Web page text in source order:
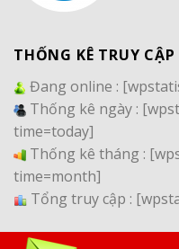
THỐNG KÊ TRUY CẬP
Đang online :
Thống kê ngày :
time=today]
Thống kê tháng :
time=month]
Tổng truy cập :